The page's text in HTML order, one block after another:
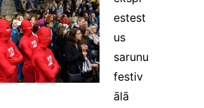
estest
us
sarunu
festiv
ālā